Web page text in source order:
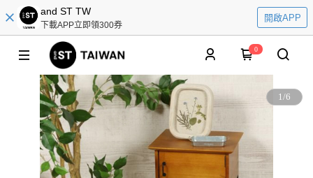
and ST TW
下載APP立即領300券
開啟APP
0
1/6